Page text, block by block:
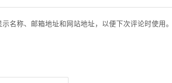
名称、邮箱地址和网站地址，以便下次评论时使用。